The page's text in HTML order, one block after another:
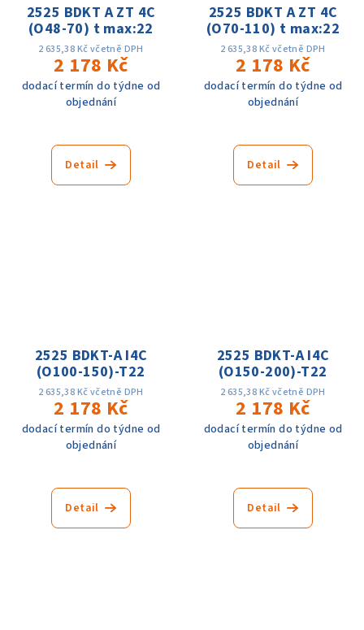
2525 BDKT A ZT 4C
(O48-70) t max:22
2 635,38 Kč včetně DPH
2 178 Kč
dodací termín do týdne od
objednání
Detail
2525 BDKT A ZT 4C
(O70-110) t max:22
2 635,38 Kč včetně DPH
2 178 Kč
dodací termín do týdne od
objednání
Detail
2525 BDKT-A I4C
(O100-150)-T22
2 635,38 Kč včetně DPH
2 178 Kč
dodací termín do týdne od
objednání
Detail
2525 BDKT-A I4C
(O150-200)-T22
2 635,38 Kč včetně DPH
2 178 Kč
dodací termín do týdne od
objednání
Detail